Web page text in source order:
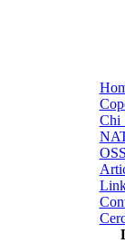
Chi